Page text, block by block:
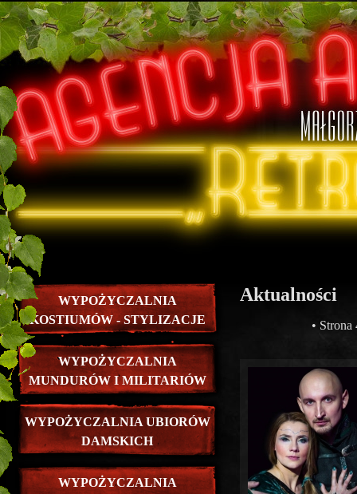
WYPOŻYCZALNIA
KOSTIUMÓW - STYLIZACJE
WYPOŻYCZALNIA
MUNDURÓW I MILITARIÓW
WYPOŻYCZALNIA UBIORÓW
DAMSKICH
WYPOŻYCZALNIA
Aktualności
• Strona